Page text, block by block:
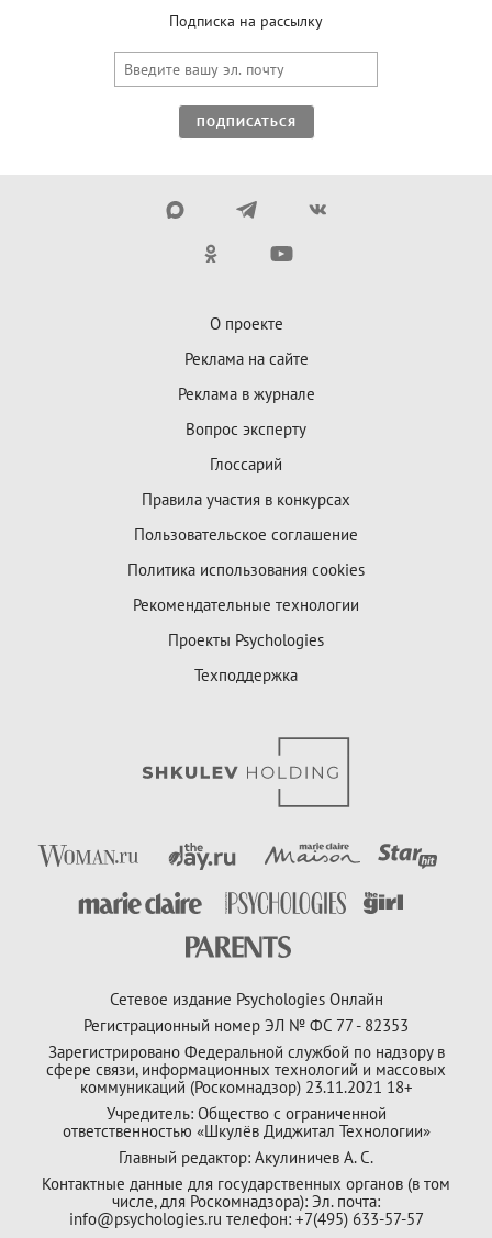
Подписка на рассылку
ПОДПИСАТЬСЯ
О проекте
Реклама на сайте
Реклама в журнале
Вопрос эксперту
Глоссарий
Правила участия в конкурсах
Пользовательское соглашение
Политика использования cookies
Рекомендательные технологии
Проекты Psychologies
Техподдержка
Сетевое издание Psychologies Онлайн
Регистрационный номер ЭЛ № ФС 77 - 82353
Зарегистрировано Федеральной службой по надзору в
сфере связи, информационных технологий и массовых
коммуникаций (Роскомнадзор) 23.11.2021 18+
Учредитель: Общество с ограниченной
ответственностью «Шкулёв Диджитал Технологии»
Главный редактор: Акулиничев А. С.
Контактные данные для государственных органов (в том
числе, для Роскомнадзора): Эл. почта:
info@psychologies.ru телефон: +7(495) 633-57-57